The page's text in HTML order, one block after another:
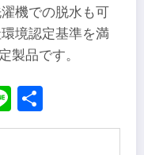
機での脱水も可
境認定基準を満
製品です。
Line